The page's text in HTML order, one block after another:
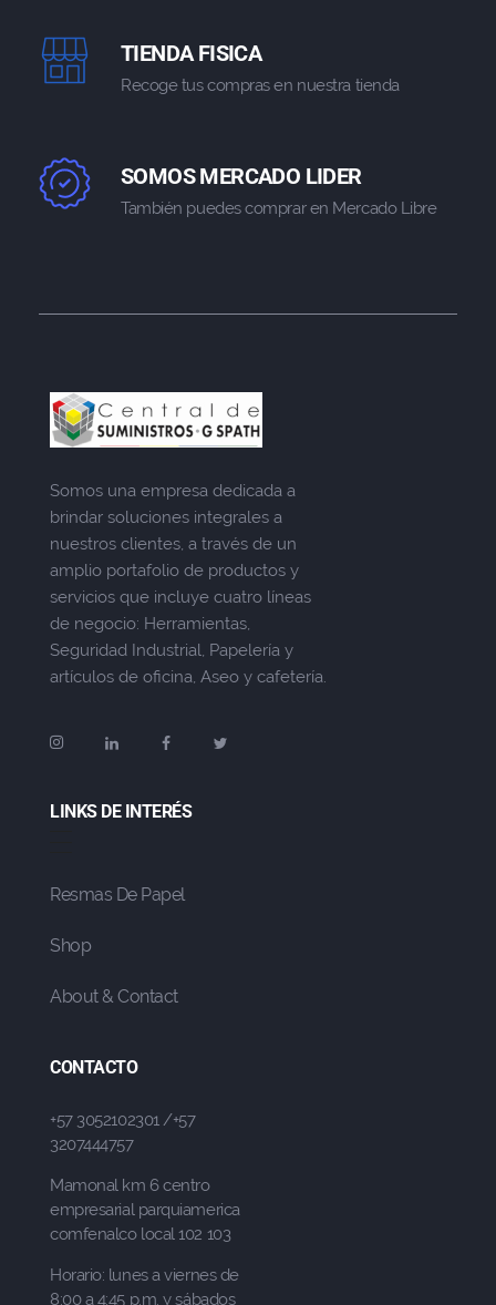
TIENDA FISICA
Recoge tus compras en nuestra tienda
SOMOS MERCADO LIDER
También puedes comprar en Mercado Libre
Somos una empresa dedicada a
brindar soluciones integrales a
nuestros clientes, a través de un
amplio portafolio de productos y
servicios que incluye cuatro líneas
de negocio: Herramientas,
Seguridad Industrial, Papelería y
artículos de oficina, Aseo y cafetería.
LINKS DE INTERÉS
Resmas De Papel
Shop
About & Contact
CONTACTO
+57 3052102301 /+57
3207444757
Mamonal km 6 centro
empresarial parquiamerica
comfenalco local 102 103
Horario: lunes a viernes de
8:00 a 4:45 p.m. y sábados